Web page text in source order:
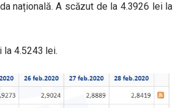
națională. A scăzut de la 4.3926 lei la
la 4.5243 lei.